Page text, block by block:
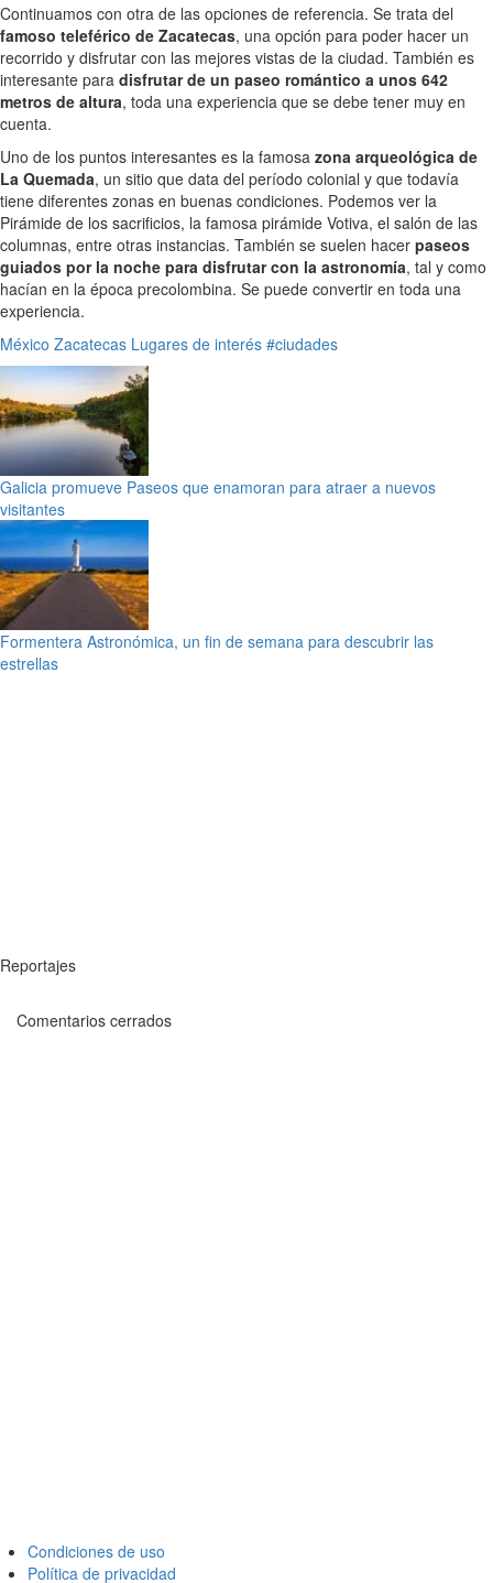
Continuamos con otra de las opciones de referencia. Se trata del
famoso teleférico de Zacatecas, una opción para poder hacer un
recorrido y disfrutar con las mejores vistas de la ciudad. También es
interesante para disfrutar de un paseo romántico a unos 642
metros de altura, toda una experiencia que se debe tener muy en
cuenta.
Uno de los puntos interesantes es la famosa zona arqueológica de
La Quemada, un sitio que data del período colonial y que todavía
tiene diferentes zonas en buenas condiciones. Podemos ver la
Pirámide de los sacrificios, la famosa pirámide Votiva, el salón de las
columnas, entre otras instancias. También se suelen hacer paseos
guiados por la noche para disfrutar con la astronomía, tal y como
hacían en la época precolombina. Se puede convertir en toda una
experiencia.
México Zacatecas Lugares de interés #ciudades
Galicia promueve Paseos que enamoran para atraer a nuevos
visitantes
Formentera Astronómica, un fin de semana para descubrir las
estrellas
Reportajes
Comentarios cerrados
Condiciones de uso
Política de privacidad